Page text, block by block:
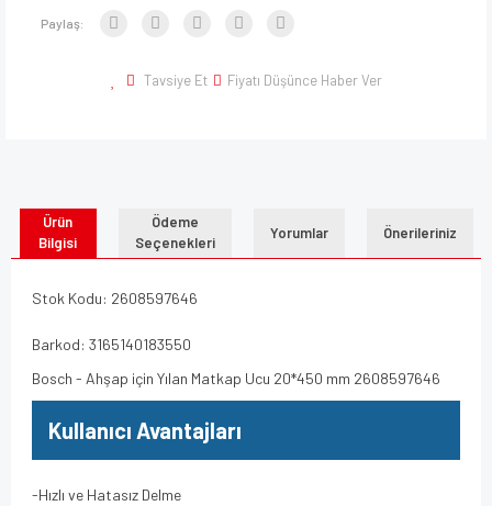
Paylaş:
Tavsiye Et Fiyatı Düşünce Haber Ver
Ürün
Bilgisi
Ödeme
Seçenekleri
Yorumlar Önerileriniz
Stok Kodu: 2608597646
Barkod: 3165140183550
Bosch - Ahşap için Yılan Matkap Ucu 20*450 mm 2608597646
Kullanıcı Avantajları
-Hızlı ve Hatasız Delme